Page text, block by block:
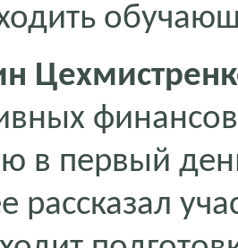
в первый
рассказал